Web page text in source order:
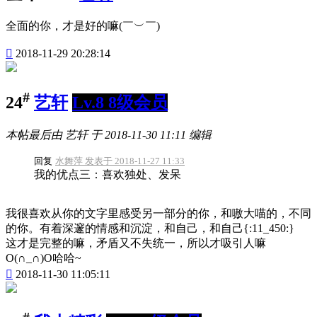
全面的你，才是好的嘛(￣︶￣)
 2018-11-29 20:28:14
24# 艺轩 Lv.8 8级会员
本帖最后由 艺轩 于 2018-11-30 11:11 编辑
回复 水舞萍 发表于 2018-11-27 11:33
我的优点三：喜欢独处、发呆
我很喜欢从你的文字里感受另一部分的你，和嗷大喵的，不同
的你。有着深邃的情感和沉淀，和自己，和自己{:11_450:}
这才是完整的嘛，矛盾又不失统一，所以才吸引人嘛
O(∩_∩)O哈哈~
 2018-11-30 11:05:11